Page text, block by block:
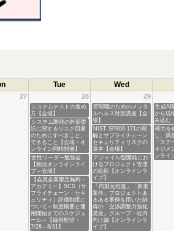
Tue Wed
27 28 29
システムテストの進め
方【会場】
管理職のためのメンタ
ルヘルス対策講座【会
場】
生成AI
から現
み込む
システム開発の外部委
託に関するリスク回避
のためにすべきこと、
できること【会場・オ
ンライン同時開催】
NIST SP800-171の理
解とサプライチェーン
セキュリティリスクの
基本【会場】
権力を
し、満
「ス
ネジメ
ンライ
女性リーダー勉強会
【朝活オンラインライ
ブ＋会場】
アジャイル型開発にお
けるプロジェクト管理
の勘所【オンラインラ
イブ】
【会員企業限定無料・
アカデミー】SCS（サ
プライチェーン・セキ
ュリティ）評価制度に
ついて～制度概要と運
用開始までのスケジュ
ール～【録画配信・
7/28～8/31】
「内製化推進」「新規
案件」プロジェクトあ
るある事例を用いた納
得の「交渉調整力強化
講座」グループ・社内
向け編【オンラインラ
イブ】